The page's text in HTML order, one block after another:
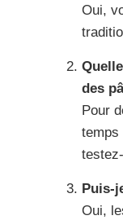
Oui,
des
Pour
temps
Puis-
Oui,